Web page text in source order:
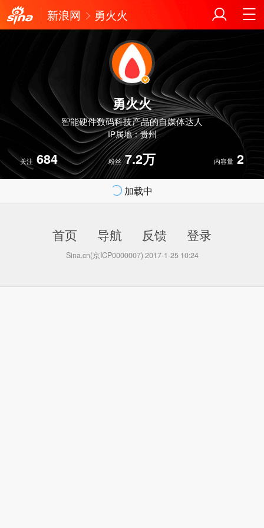
新浪网 勇火火
勇火火
智能硬件数码科技产品的自媒体达人
IP属地：贵州
关注 684 粉丝 7.2万 内容量 2
加载中
首页 导航 反馈 登录
Sina.cn(京ICP0000007) 2017-1-25 10:24